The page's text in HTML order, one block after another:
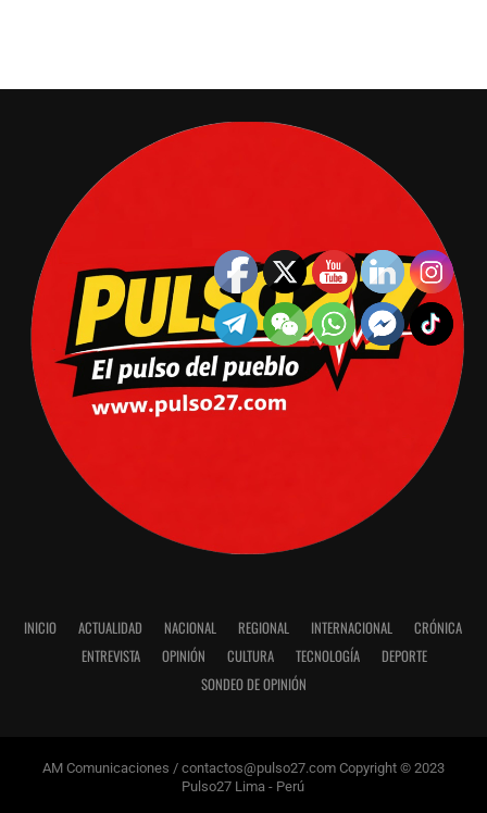
INICIO ACTUALIDAD NACIONAL REGIONAL INTERNACIONAL
CRÓNICA
ENTREVISTA
OPINIÓN CULTURA TECNOLOGÍA
DEPORTE
SONDEO DE OPINIÓN
AM Comunicaciones / contactos@pulso27.com Copyright © 2023
Pulso27 Lima - Perú